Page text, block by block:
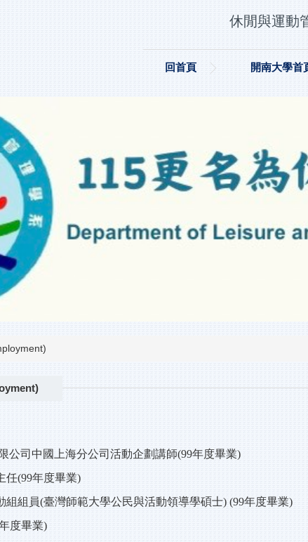
休閒與運動
回首頁 開南大學首
公司中國上海分公司活動企劃講師(99年度畢業)
任(99年度畢業)
組組員(臺灣師範大學公民與活動領導學碩士) (99年度畢業)
度畢業)